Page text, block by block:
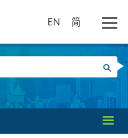
EN 简
搜尋